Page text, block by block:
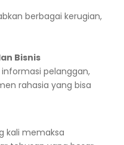
berbagai kerugian,
Bisnis
pelanggan,
rahasia yang bisa
kali memaksa